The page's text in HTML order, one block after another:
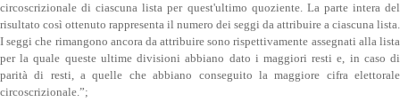
circoscrizionale di ciascuna lista per quest'ultimo quoziente. La parte intera del
risultato così ottenuto rappresenta il numero dei seggi da attribuire a ciascuna lista.
I seggi che rimangono ancora da attribuire sono rispettivamente assegnati alla lista
per la quale queste ultime divisioni abbiano dato i maggiori resti e, in caso di
parità di resti, a quelle che abbiano conseguito la maggiore cifra elettorale
circoscrizionale.”;